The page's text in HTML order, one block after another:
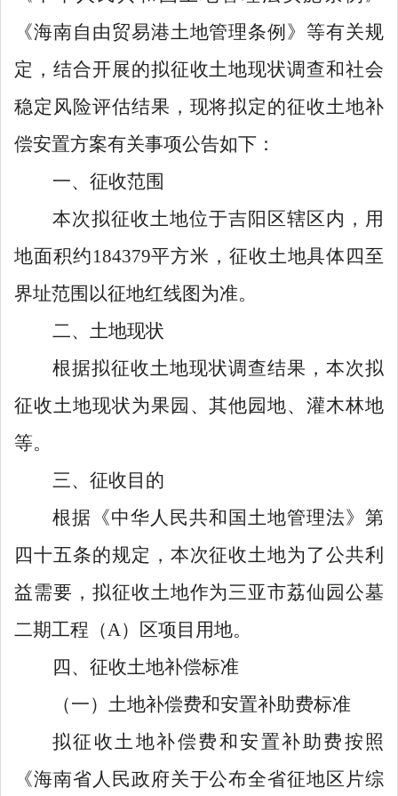
《海南自由贸易港土地管理条例》等有关规
定，结合开展的拟征收土地现状调查和社会
稳定风险评估结果，现将拟定的征收土地补
偿安置方案有关事项公告如下：
一、征收范围
本次拟征收土地位于吉阳区辖区内 ，用
地面积约184379平方米， 征收土地具体四至
界址范围以征地红线图为准。
二、土地现状
根据拟征收土地现状调查结果，本次拟
征收土地现状为果园、其他园地、灌木林地
等。
三、征收目的
根据《中华人民共和国土地管理法》第
四十五条的规定，本次征收土地为了公共利
益需要，拟征收土地作为三亚市荔仙园公墓
二期工程（ A ）区项目用地。
四、征收土地补偿标准
（一）土地补偿费和安置补助费标准
拟征收土地补偿费和安置补助费按照
《海南省人民政府关于公布全省征地区片综